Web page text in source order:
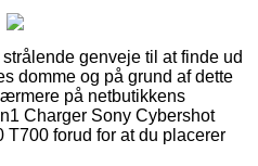
genveje til at finde ud
domme og på grund af dette
på netbutikkens
Charger Sony Cybershot
forud for at du placerer